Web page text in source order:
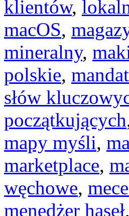
klientów,
macOS,
mineralny,
polskie, mandat
słów
początkujących
mapy myśli,
marketplace,
węchowe,
menedżer haseł,